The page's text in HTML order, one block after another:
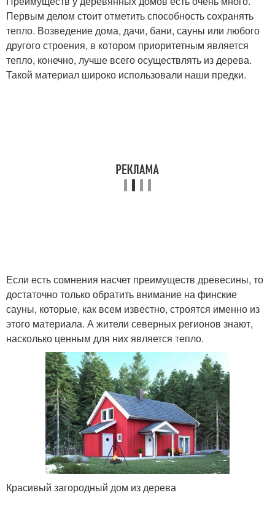
Домик на дереве
Первым делом стоит отметить способность сохранять
тепло. Возведение дома, дачи, бани, сауны или любого
другого строения, в котором приоритетным является
тепло, конечно, лучше всего осуществлять из дерева.
Такой материал широко использовали наши предки.
Если есть сомнения насчет преимуществ древесины, то
достаточно только обратить внимание на финские
сауны, которые, как всем известно, строятся именно из
этого материала. А жители северных регионов знают,
насколько ценным для них является тепло.
Красивый загородный дом из дерева